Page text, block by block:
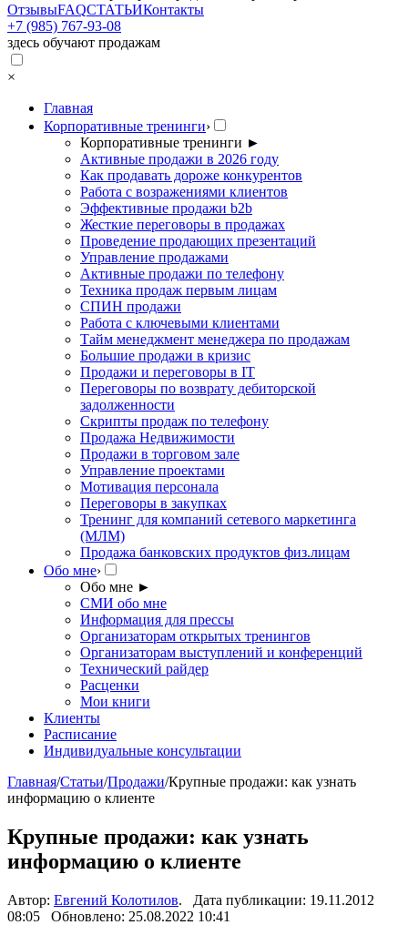
ОтзывыFAQСТАТЬИКонтакты
+7 (985) 767‑93‑08
здесь обучают продажам
×
Главная
Корпоративные тренинги›
Корпоративные тренинги ►
Активные продажи в 2026 году
Как продавать дороже конкурентов
Работа с возражениями клиентов
Эффективные продажи b2b
Жесткие переговоры в продажах
Проведение продающих презентаций
Управление продажами
Активные продажи по телефону
Техника продаж первым лицам
СПИН продажи
Работа с ключевыми клиентами
Тайм менеджмент менеджера по продажам
Большие продажи в кризис
Продажи и переговоры в IT
Переговоры по возврату дебиторской
задолженности
Скрипты продаж по телефону
Продажа Недвижимости
Продажи в торговом зале
Управление проектами
Мотивация персонала
Переговоры в закупках
Тренинг для компаний сетевого маркетинга
(МЛМ)
Продажа банковских продуктов физ.лицам
Обо мне›
Обо мне ►
СМИ обо мне
Информация для прессы
Организаторам открытых тренингов
Организаторам выступлений и конференций
Технический райдер
Расценки
Мои книги
Клиенты
Расписание
Индивидуальные консультации
Главная/Статьи/Продажи/Крупные продажи: как узнать
информацию о клиенте
Крупные продажи: как узнать
информацию о клиенте
Автор: Евгений Колотилов. Дата публикации: 19.11.2012
08:05 Обновлено: 25.08.2022 10:41